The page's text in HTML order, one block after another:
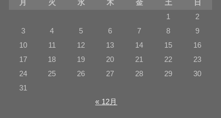
月
火 水 木 金 土
日
1
2
3
4 5 6 7 8
9
10
11 12 13 14 15
16
17
18 19 20 21 22
23
24
25 26 27 28 29
30
31
« 12月